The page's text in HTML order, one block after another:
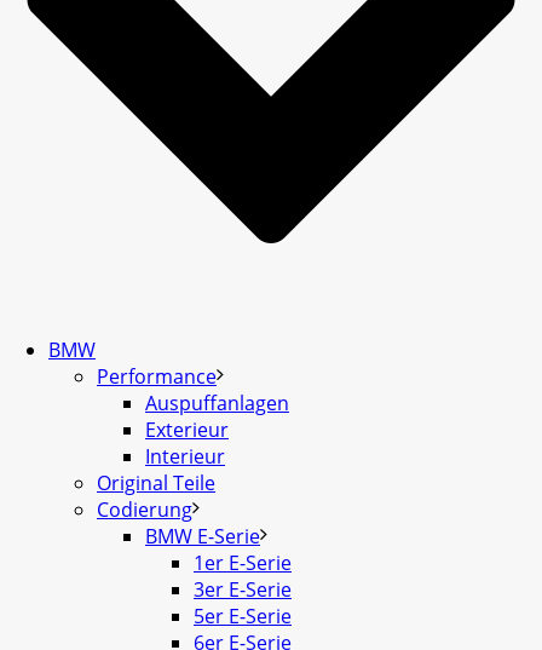
BMW
Performance
Auspuffanlagen
Exterieur
Interieur
Original Teile
Codierung
BMW E-Serie
1er E-Serie
3er E-Serie
5er E-Serie
6er E-Serie